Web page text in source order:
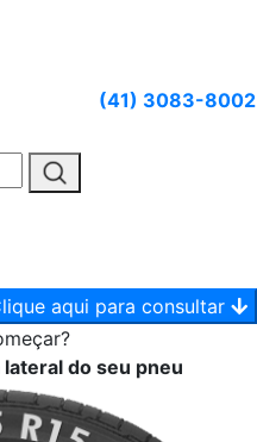
(41) 3083-8002
Pneu? Clique aqui para consultar
do seu pneu